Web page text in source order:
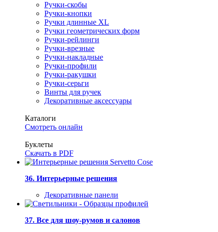
Ручки-скобы
Ручки-кнопки
Ручки длинные XL
Ручки геометрических форм
Ручки-рейлинги
Ручки-врезные
Ручки-накладные
Ручки-профили
Ручки-ракушки
Ручки-серьги
Винты для ручек
Декоративные аксессуары
Каталоги
Смотреть онлайн
Буклеты
Скачать в PDF
36. Интерьерные решения
Декоративные панели
37. Все для шоу-румов и салонов